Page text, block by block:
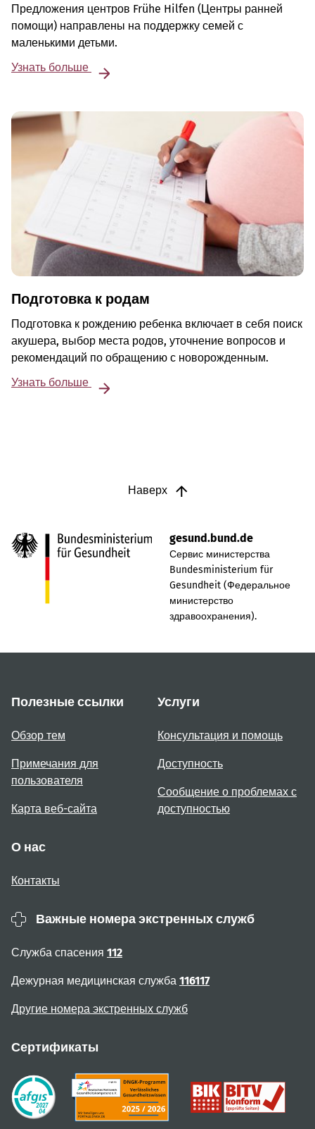
Предложения центров Frühe Hilfen (Центры ранней
помощи) направлены на поддержку семей с
маленькими детьми.
Узнать больше
Подготовка к родам
Подготовка к рождению ребенка включает в себя поиск
акушера, выбор места родов, уточнение вопросов и
рекомендаций по обращению с новорожденным.
Узнать больше
Наверх
gesund.bund.de
Сервис министерства
Bundesministerium für
Gesundheit (Федеральное
министерство
здравоохранения).
Полезные ссылки
Обзор тем
Примечания для
пользователя
Карта веб-сайта
Услуги
Консультация и помощь
Доступность
Сообщение о проблемах с
доступностью
О нас
Контакты
Важные номера экстренных служб
Служба спасения 112
Дежурная медицинская служба 116117
Другие номера экстренных служб
Сертификаты